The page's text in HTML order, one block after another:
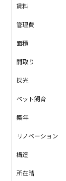
の窓やガラスブ
チンスペースと
イナーズはいか
賃料
管理費
面積
間取り
採光
ペット飼育
築年
リノベーション
構造
所在階